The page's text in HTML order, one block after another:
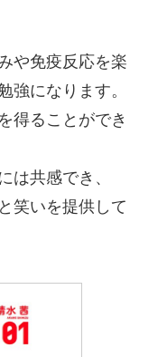
や免疫反応を楽
強になります。
得ることができ
は共感でき、
笑いを提供して